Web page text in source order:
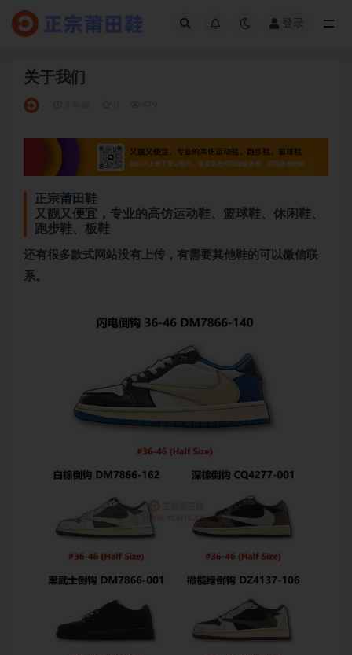
登录
关于我们
正宗莆田鞋
又靓又便宜，专业的高仿运动鞋、篮球鞋、休闲鞋、
跑步鞋、板鞋
还有很多款式网站没有上传，有需要其他鞋的可以微信联
系。